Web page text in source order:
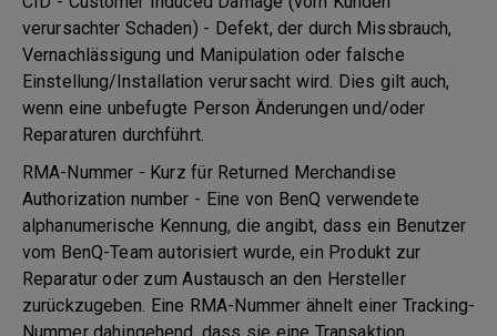
verursachter Schaden) - Defekt, der durch Missbrauch,
Vernachlässigung und Manipulation oder falsche
Einstellung/Installation verursacht wird. Dies gilt auch,
wenn eine unbefugte Person Änderungen und/oder
Reparaturen durchführt.
RMA-Nummer - Kurz für Returned Merchandise
Authorization number - Eine von BenQ verwendete
alphanumerische Kennung, die angibt, dass ein Benutzer
vom BenQ-Team autorisiert wurde, ein Produkt zur
Reparatur oder zum Austausch an den Hersteller
zurückzugeben. Eine RMA-Nummer ähnelt einer Tracking-